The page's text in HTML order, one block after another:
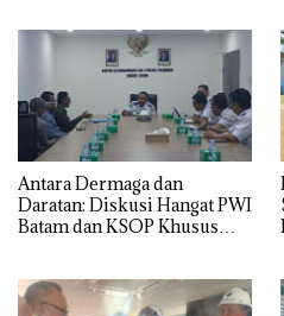
Antara Dermaga dan
Daratan: Diskusi Hangat PWI
Batam dan KSOP Khusus